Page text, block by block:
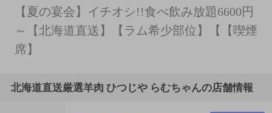
【夏の宴会】イチオシ!!食べ飲み放題6600円
～【北海道直送】【ラム希少部位】【【喫煙
席】
北海道直送厳選羊肉 ひつじや らむちゃんの店舗情報